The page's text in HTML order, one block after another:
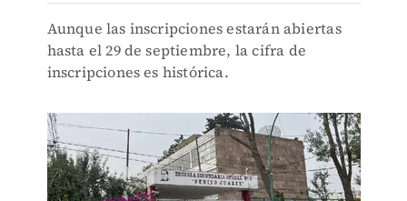
Aunque las inscripciones estarán abiertas
hasta el 29 de septiembre, la cifra de
inscripciones es histórica.